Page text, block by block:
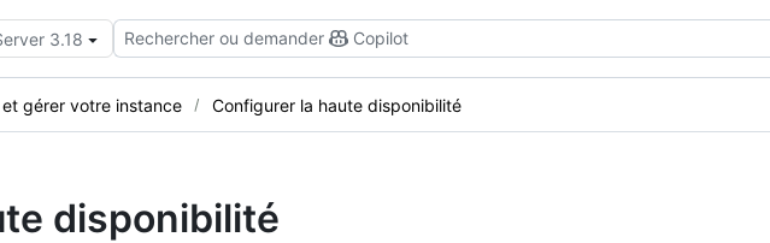
3.18 Rechercher ou demander Copilot
et gérer votre instance Configurer la haute disponibilité
disponibilité